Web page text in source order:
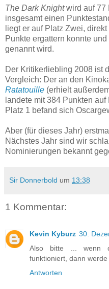
The Dark Knightwird auf 77
insgesamt einen
liegt er auf Platz Zwei,
Punkte ergattern konnte
genannt wird.
Der Kritikerliebling 2008 ist
Vergleich: Der an den
Ratatouille (erhielt
landete mit 384 Punkten
Platz 1 befand sich
Aber (für dieses Jahr)
Nächstes Jahr sind wir
Nominierungen bekannt
Sir Donnerbold um 13:38
1 Kommentar:
Kevin Kyburz 30.
Also bitte ... wenn
funktioniert, dann werde
Antworten